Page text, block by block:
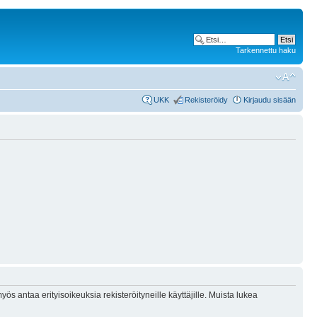
Tarkennettu haku
UKK Rekisteröidy Kirjaudu sisään
antaa erityisoikeuksia rekisteröityneille käyttäjille. Muista lukea